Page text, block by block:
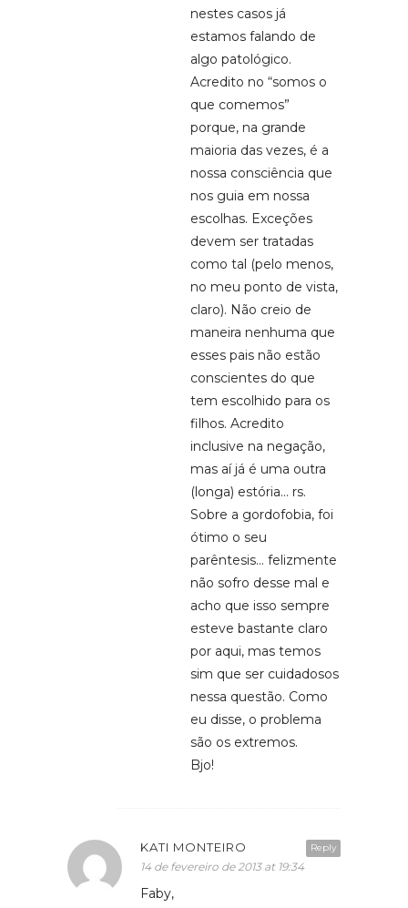
nestes casos já
estamos falando de
algo patológico.
Acredito no “somos o
que comemos”
porque, na grande
maioria das vezes, é a
nossa consciência que
nos guia em nossa
escolhas. Exceções
devem ser tratadas
como tal (pelo menos,
no meu ponto de vista,
claro). Não creio de
maneira nenhuma que
esses pais não estão
conscientes do que
tem escolhido para os
filhos. Acredito
inclusive na negação,
mas aí já é uma outra
(longa) estória… rs.
Sobre a gordofobia, foi
ótimo o seu
parêntesis… felizmente
não sofro desse mal e
acho que isso sempre
esteve bastante claro
por aqui, mas temos
sim que ser cuidadosos
nessa questão. Como
eu disse, o problema
são os extremos.
Bjo!
Reply
KATI MONTEIRO
14 de fevereiro de 2013 at 19:34
Faby,